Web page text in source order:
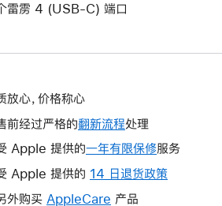
雷雳 4 (USB-C) 端口
放心，价格称心
前经过严格的翻新流程处理
Apple 提供的一年有限保修此
操
服务
Apple 提供的 14 日退货政策
外购买 AppleCare 此
产品